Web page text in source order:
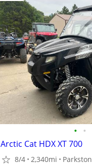
• •
Arctic Cat HDX XT 700
8/4 2,340mi Parkston